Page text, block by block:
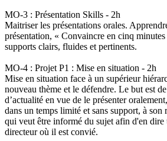
MO-3 : Présentation Skills - 2h
Maitriser les présentations orales.
présentation, « Convaincre en cinq
supports clairs, fluides et pertinents.
MO-4 : Projet P1 : Mise en situation - 2h
Mise en situation face à un supérieur
nouveau thème et le défendre. Le but est
d’actualité en vue de le présenter
dans un temps limité et sans support, à son
qui veut être informé du sujet afin d'en
directeur où il est convié.